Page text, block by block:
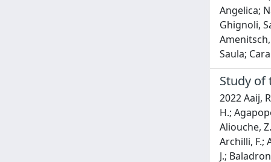
Angelica;
Ghignoli,
Saula;
Study of
2022 Aaij, R.; Abdelmotteleb, A. S. W.; Beteta, C. Abellan; Gallego, F. J. Abudinen; Ackernley, T.; Adeva, B.; Adinolfi, M.; Afsharnia, H.; Agapopoulou, C.; Aidala, C. A.; Aiola, S.; Ajaltouni, Z.; Akar, S.; Albrecht, J.; Alessio, F.; Alexander, M.; Alfonso Albero, A.; Aliouche, Z.; Alkhazov, G.; Cartelle, P. Alvarez; Amato, S.; Amey, J. L.; Amhis, Y.; An, L.; Anderlini, L.; Andreianov, A.; Andreotti, M.; Archilli, F.; Artamonov, A.; Artuso, M.; Arzymatov, K.; Aslanides, E.; Atzeni, M.; Audurier, B.; Bachmann, S.; Bachmayer, M.; Back, J. J.; Baladron Rodriguez, P.; Balagura, V; Baldini, W.; Leite, J. Baptista; Barbetti, M.; Barlow, R. J.; Barsuk, S.; Barter, W.; Bartolini, M.; Baryshnikov, F.; Basels, J. M.; Bashir, S.; Bassi, G.; Batsukh, B.; Battig, A.; Bay, A.; Beck, A.; Becker, M.; Bedeschi, F.; Bediaga, I; Beiter, A.; Belavin, V; Belin, S.;